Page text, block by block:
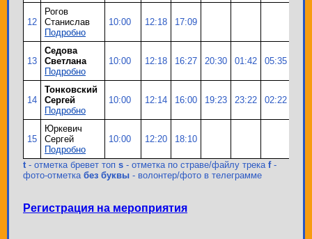
12
Рогов
Станислав
Подробно
10:00 12:18 17:09
13
Седова
Светлана
Подробно
10:00 12:18 16:27 20:30 01:42 05:35
14
Тонковский
Сергей
Подробно
10:00 12:14 16:00 19:23 23:22 02:22
15
Юркевич
Сергей
Подробно
10:00 12:20 18:10
t- отметка бревет топ s - отметка по страве/файлу трека f-
фото-отметка без буквы - волонтер/фото в телеграмме
Регистрация на мероприятия